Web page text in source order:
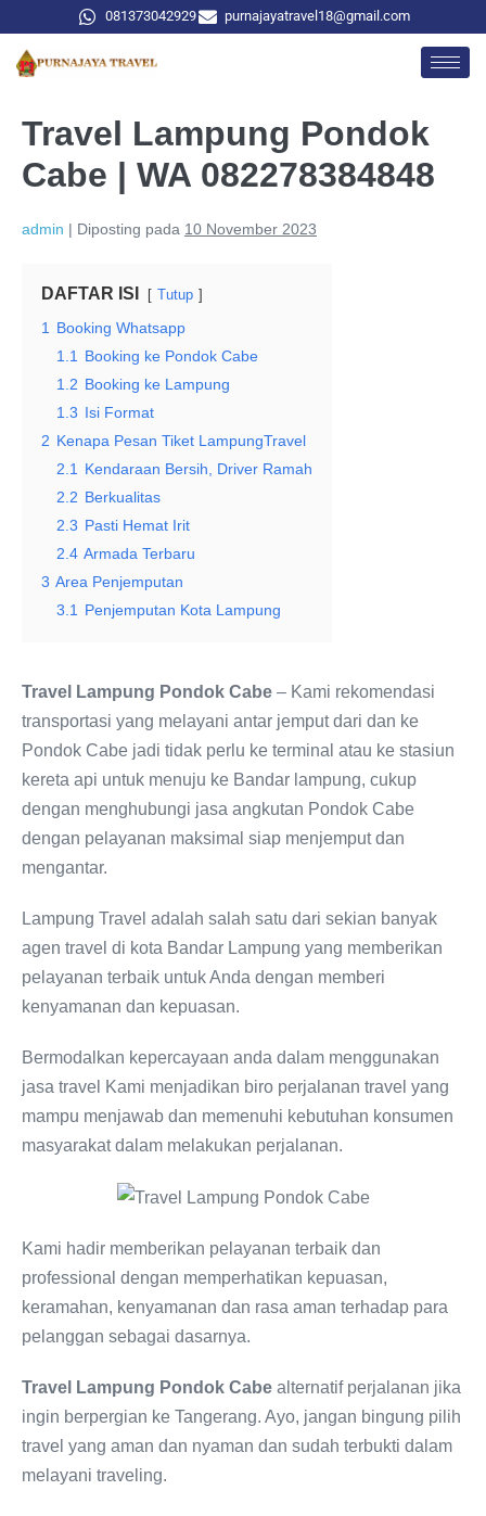
081373042929 purnajayatravel18@gmail.com
Travel Lampung Pondok
Cabe | WA 082278384848
admin | Diposting pada 10 November 2023
DAFTAR ISI Tutup
1
Booking Whatsapp
1.1
Booking ke Pondok Cabe
1.2 Booking ke Lampung
1.3 Isi Format
2 Kenapa Pesan Tiket LampungTravel
2.1
Kendaraan Bersih, Driver Ramah
2.2 Berkualitas
2.3 Pasti Hemat Irit
2.4 Armada Terbaru
3 Area Penjemputan
3.1
Penjemputan Kota Lampung
Travel Lampung Pondok Cabe – Kami rekomendasi
transportasi yang melayani antar jemput dari dan ke
Pondok Cabe jadi tidak perlu ke terminal atau ke stasiun
kereta api untuk menuju ke Bandar lampung, cukup
dengan menghubungi jasa angkutan Pondok Cabe
dengan pelayanan maksimal siap menjemput dan
mengantar.
Lampung Travel adalah salah satu dari sekian banyak
agen travel di kota Bandar Lampung yang memberikan
pelayanan terbaik untuk Anda dengan memberi
kenyamanan dan kepuasan.
Bermodalkan kepercayaan anda dalam menggunakan
jasa travel Kami menjadikan biro perjalanan travel yang
mampu menjawab dan memenuhi kebutuhan konsumen
masyarakat dalam melakukan perjalanan.
Kami hadir memberikan pelayanan terbaik dan
professional dengan memperhatikan kepuasan,
keramahan, kenyamanan dan rasa aman terhadap para
pelanggan sebagai dasarnya.
Travel Lampung Pondok Cabe alternatif perjalanan jika
ingin berpergian ke Tangerang. Ayo, jangan bingung pilih
travel yang aman dan nyaman dan sudah terbukti dalam
melayani traveling.